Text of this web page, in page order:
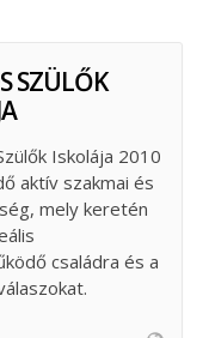
SZÜLŐK
Iskolája 2010
aktív szakmai és
mely keretén
családra és a